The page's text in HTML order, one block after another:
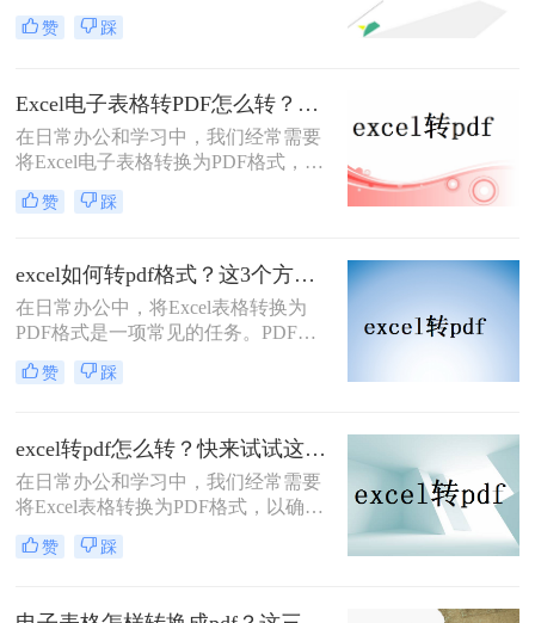
PDF格式不仅易于分享和打印，还能
保持文件的完整性和格式一致性。那
法。
赞 踩
Excel电子表格转PDF怎么转？推荐这四种方法给大家！
​在日常办公和学习中，我们经常需要
将Excel电子表格转换为PDF格式，以
便于在不改变格式的前提下进行分
享、打印或存档。那么Excel电子表格
种将Excel电子表格转换为PDF的方
法，并给出具体的操作步骤和注意事
项。
赞 踩
excel如何转pdf格式？这3个方法让你轻松转换！
在日常办公中，将Excel表格转换为
PDF格式是一项常见的任务。PDF格
式具有跨平台兼容性和不可编辑性，
非常适合分享和存档。那么excel如何
赞 踩
excel转pdf怎么转？快来试试这3种方法！
在日常办公和学习中，我们经常需要
将Excel表格转换为PDF格式，以确保
数据的稳定性和可读性。那么excel转
pdf怎么转呢？本文将介绍三种将
赞 踩